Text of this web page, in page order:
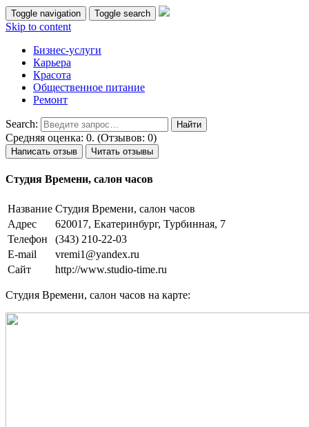
Toggle navigation Toggle search
Skip to content
Бизнес-услуги
Карьера
Красота
Общественное питание
Ремонт
Search:
Средняя оценка: 0. (Отзывов: 0)
Написать отзыв Читать отзывы
Студия Времени, салон часов
Название Студия Времени, салон часов
Адрес
620017, Екатеринбург, Турбинная, 7
Телефон
(343) 210-22-03
E-mail
vremi1@yandex.ru
Сайт
http://www.studio-time.ru
Студия Времени, салон часов на карте: